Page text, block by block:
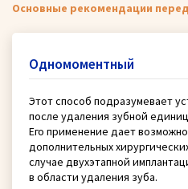
Основные рекомендации
Одномоментный
Этот способ подразумевает
после удаления зубной
Его применение дает
дополнительных
случае двухэтапной
в области удаления зуба.